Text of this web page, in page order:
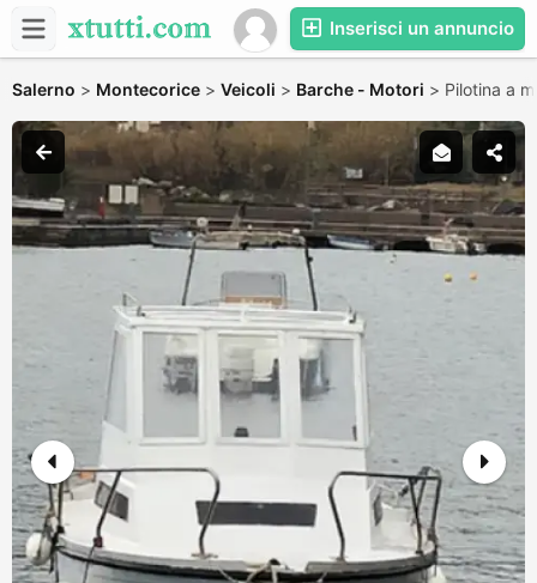
Inserisci un annuncio
Salerno > Montecorice > Veicoli > Barche - Motori > Pilotina a